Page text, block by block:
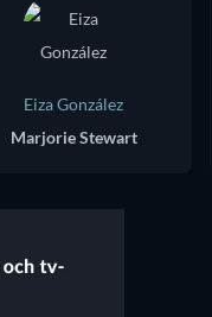
Eiza González
Marjorie Stewart